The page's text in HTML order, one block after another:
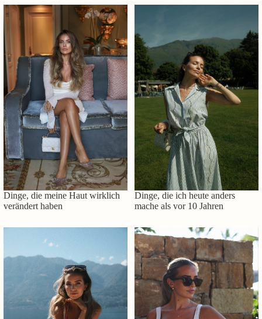
Dinge, die meine Haut wirklich
verändert haben
Dinge, die ich heute anders
mache als vor 10 Jahren